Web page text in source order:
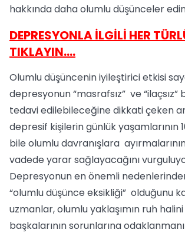
hakkında daha olumlu düşünceler
DEPRESYONLA İLGİLİ HER
TIKLAYIN….
Olumlu düşüncenin iyileştirici etkisi
depresyonun “masrafsız” ve “ilaçsız”
tedavi edilebileceğine dikkati çeken
depresif kişilerin günlük yaşamlarının
bile olumlu davranışlara
vadede yarar sağlayacağını
Depresyonun en önemli
“olumlu düşünce eksikliği” olduğunu
uzmanlar, olumlu yaklaşımın ruh
başkalarının sorunlarına